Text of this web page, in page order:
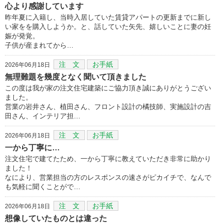
心より感謝しています
昨年夏に入籍し、当時入居していた賃貸アパートの更新までに新し
い家をを購入しようか。と、話していた矢先、嬉しいことに妻の妊
娠が発覚。
子供が産まれてから…
2026年06月18日 注 文 お手紙
無理難題を幾度となく聞いて頂きました
この度は我が家の注文住宅建築にご協力頂き誠にありがとうござい
ました。
営業の岩井さん、植田さん、フロント設計の橘技師、実施設計の吉
田さん、インテリア担…
2026年06月18日 注 文 お手紙
一から丁寧に…
注文住宅で建てたため、一から丁寧に教えていただき非常に助かり
ました！
なにより、営業担当の方のレスポンスの速さがピカイチで、なんで
も気軽に聞くことがで…
2026年06月18日 注 文 お手紙
想像していたものとは違った